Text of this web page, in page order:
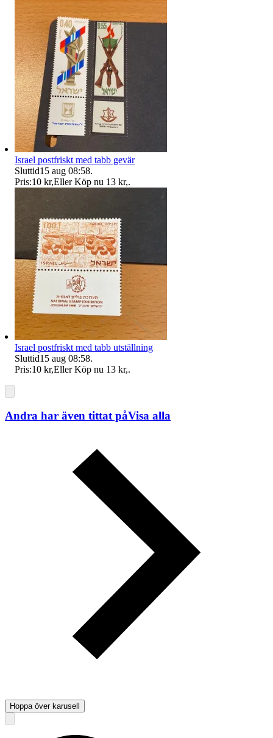
Israel postfriskt med tabb gevär
Sluttid15 aug 08:58.
Pris:10 kr,Eller Köp nu 13 kr,.
Israel postfriskt med tabb utställning
Sluttid15 aug 08:58.
Pris:10 kr,Eller Köp nu 13 kr,.
Andra har även tittat påVisa alla
Hoppa över karusell